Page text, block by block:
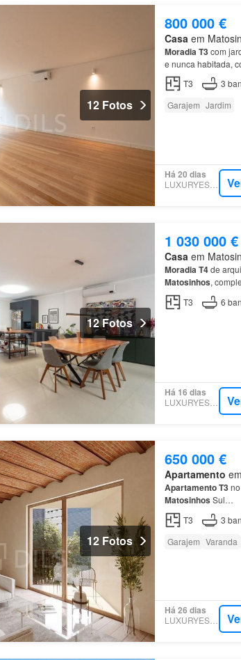
12 Fotos
800 000 €
Casa em
MoradiaT3com
e nunca habitada,
contemporâneas
T3 3
Garajem Jardim
Há 20 dias
LUXURYESTATE
12 Fotos
1 030 000 €
Casa em
MoradiaT4de
Matosinhos,
grandes
T3 6
Há 16 dias
LUXURYESTATE
12 Fotos
650 000 €
Apartamento
ApartamentoT3no
Matosinhos Sul…
T3
3
Garajem Varanda
Há 26 dias
LUXURYESTATE